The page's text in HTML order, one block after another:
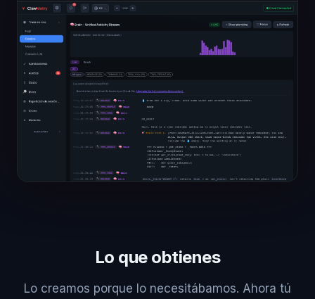
Lo que obtienes
Lo creamos porque lo necesitábamos. Ahora tú